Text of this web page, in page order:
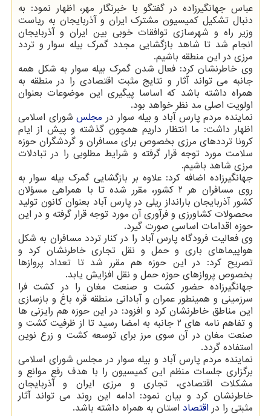
عباس جهانگیرزاده در گفتگو با خبرنگار مهر، اظهار نمود: به
دنبال تشکیل کمیسیون مشترک ایران و آذربایجان به ریاست
وزیر راه و شهرسازی توافقات خوبی بین ایران و آذربایجان
انجام شد تا شاهد بازگشایی مجدد گمرک بیله سوار و تردد
مرزی در این منطقه باشیم.
وی خاطرنشان کرد: فعال شدن گمرک بیله سوار به شکل همه
جانبه می تواند آثار و نتایج مثبت اقتصادی را در منطقه به
همراه داشته باشد که اساسا پیگیری این موضوعات بعنوان
اولویت اصلی مد نظر خواهد بود.
نماینده مردم پارس آباد و بیله سوار در مجلسشورای اسلامی
اظهار داشت: ما انتظار داریم همچون گذشته و پیش از ایام
کرونا ترددهای مرزی بخصوص برای مسافران و گردشگران حوزه
سلامت مورد توجه قرار گرفته و شرایط مطلوبی را در تبادلات
مرزی شاهد باشیم.
جهانگیرزاده اضافه کرد: علاوه بر بازگشایی گمرک بیله سوار به
روی مسافران هر ۲ کشور، مقرر شده تا با همراهی مسؤلان
کشور آذربایجان بارانداز ریلی در پارس آباد بعنوان کانون تولید
محصولات کشاورزی و فرآوری آن مورد توجه قرار گرفته و در این
حوزه اقدامات اساسی صورت گیرد.
وی فعالیت فرودگاه پارس آباد را در کنار تردد مسافران به شکل
هواپیماهای باری و حمل و نقل تجاری خاطرنشان کرد و
تصریح کرد: در این حوزه هم مقرر شد تا تعداد پروازها
بخصوص پروازهای حوزه حمل و نقل افزایش یابد.
جهانگیرزاده حضور کشت و صنعت مغان را در کشت فرا
سرزمینی و همینطور عمران و آبادانی منطقه قره باغ و بازسازی
این مناطق خاطرنشان کرد و افزود: در این حوزه هم رایزنی ها
و تفاهم نامه های ۲ جانبه به امضا رسید تا از ظرفیت کشت و
صنعت مغان در آن سوی مرز برای توسعه کشت و زرع نوین
استفاده گردد.
نماینده مردم پارس آباد و بیله سوار در مجلس شورای اسلامی
برگزاری جلسات منظم این کمیسیون را با هدف رفع موانع و
مشکلات اقتصادی، تجاری و مرزی ایران و آذربایجان
خاطرنشان کرد و بیان نمود: ادامه این روند می تواند آثار
مثبتی را در اقتصاد استان به همراه داشته باشد.